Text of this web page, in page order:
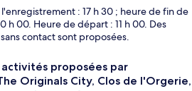
: 17 h 30 ; heure de fin de
h 00. Heure de départ : 11 h 00. Des
contact sont proposées.
proposées par
Originals City, Clos de l'Orgerie,